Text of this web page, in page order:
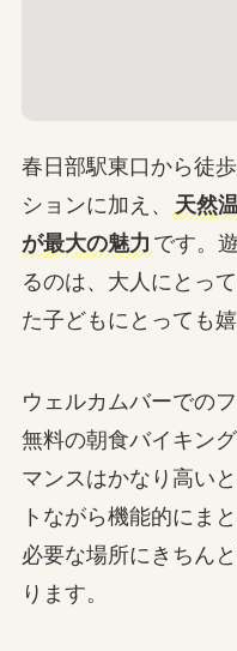
春日部駅東口から徒
ションに加え、
天然
が最大の魅力 です。
るのは、大人にとっ
た子どもにとっても
ウェルカムバーでの
無料の朝食バイキン
マンスはかなり高い
トながら機能的にま
必要な場所にきちん
ります。